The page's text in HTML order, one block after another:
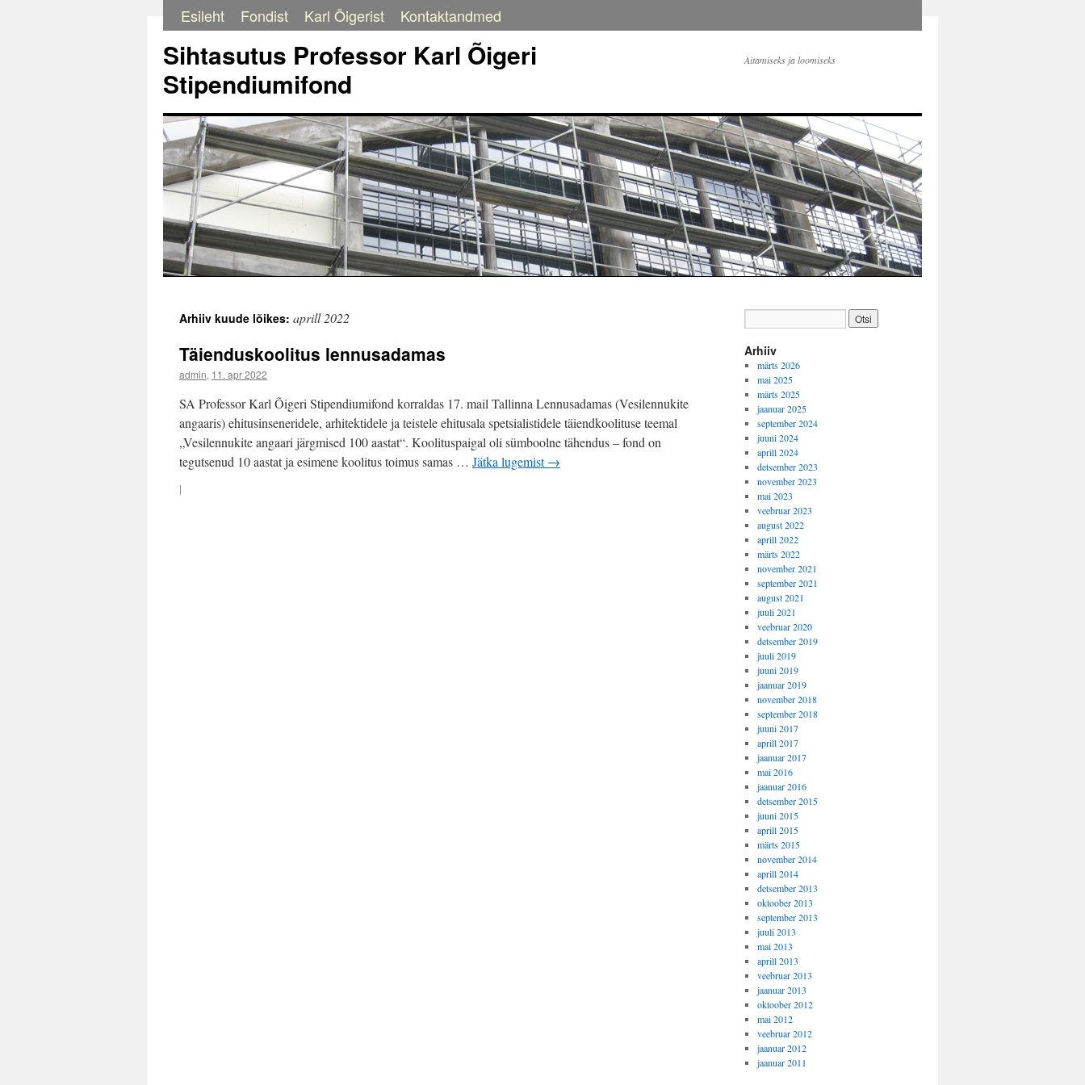
Liigu
juurde
Sihtasutus Professor Karl Õigeri
Stipendiumifond
Aitamiseks ja loomiseks
Esileht Fondist Karl Õigerist Kontaktandmed
Arhiiv kuude lõikes: aprill 2022
Täienduskoolitus lennusadamas
admin, 11. apr 2022
SA Professor Karl Õigeri Stipendiumifond korraldas 17. mail Tallinna Lennusadamas (Vesilennukite
angaaris) ehitusinseneridele, arhitektidele ja teistele ehitusala spetsialistidele täiendkoolituse teemal
„Vesilennukite angaari järgmised 100 aastat“. Koolituspaigal oli sümboolne tähendus – fond on
tegutsenud 10 aastat ja esimene koolitus toimus samas … Jätka lugemist→
|
Arhiiv
märts 2026
mai 2025
märts 2025
jaanuar 2025
september 2024
juuni 2024
aprill 2024
detsember 2023
november 2023
mai 2023
veebruar 2023
august 2022
aprill 2022
märts 2022
november 2021
september 2021
august 2021
juuli 2021
veebruar 2020
detsember 2019
juuli 2019
juuni 2019
jaanuar 2019
november 2018
september 2018
juuni 2017
aprill 2017
jaanuar 2017
mai 2016
jaanuar 2016
detsember 2015
juuni 2015
aprill 2015
märts 2015
november 2014
aprill 2014
detsember 2013
oktoober 2013
september 2013
juuli 2013
mai 2013
aprill 2013
veebruar 2013
jaanuar 2013
oktoober 2012
mai 2012
veebruar 2012
jaanuar 2012
jaanuar 2011